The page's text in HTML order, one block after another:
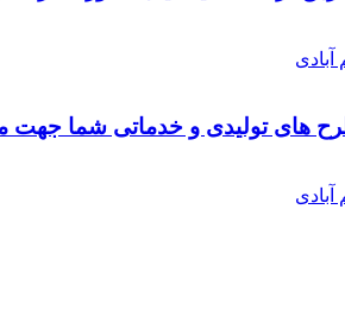
طرح های تولیدی و خدماتی شما